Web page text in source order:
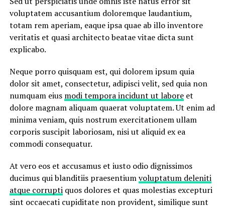
voluptatem accusantium doloremque laudantium,
totam rem aperiam, eaque ipsa quae ab illo inventore
veritatis et quasi architecto beatae vitae dicta sunt
explicabo.
Neque porro quisquam est, qui dolorem ipsum quia
dolor sit amet, consectetur, adipisci velit, sed quia non
numquam eius modi tempora incidunt ut laboreet
dolore magnam aliquam quaerat voluptatem. Ut enim ad
minima veniam, quis nostrum exercitationem ullam
corporis suscipit laboriosam, nisi ut aliquid ex ea
commodi consequatur.
At vero eos et accusamus et iusto odio dignissimos
ducimus qui blanditiis praesentiumvoluptatum deleniti
atque corruptiquos dolores et quas molestias excepturi
sint occaecati cupiditate non provident, similique sunt